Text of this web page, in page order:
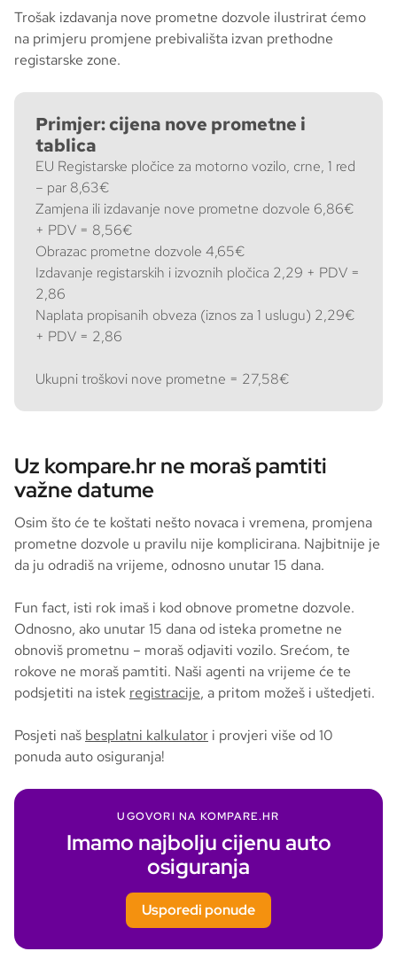
Trošak izdavanja nove prometne dozvole ilustrirat ćemo
na primjeru promjene prebivališta izvan prethodne
registarske zone.
Primjer: cijena nove prometne i
tablica
EU Registarske pločice za motorno vozilo, crne, 1 red
– par 8,63€
Zamjena ili izdavanje nove prometne dozvole 6,86€
+ PDV = 8,56€
Obrazac prometne dozvole 4,65€
Izdavanje registarskih i izvoznih pločica 2,29 + PDV =
2,86
Naplata propisanih obveza (iznos za 1 uslugu) 2,29€
+ PDV = 2,86
Ukupni troškovi nove prometne = 27,58€
Uz kompare.hr ne moraš pamtiti
važne datume
Osim što će te koštati nešto novaca i vremena, promjena
prometne dozvole u pravilu nije komplicirana. Najbitnije je
da ju odradiš na vrijeme, odnosno unutar 15 dana.
Fun fact, isti rok imaš i kod obnove prometne dozvole.
Odnosno, ako unutar 15 dana od isteka prometne ne
obnoviš prometnu – moraš odjaviti vozilo. Srećom, te
rokove ne moraš pamtiti. Naši agenti na vrijeme će te
podsjetiti na istek registracije, a pritom možeš i uštedjeti.
Posjeti naš besplatni kalkulator i provjeri više od 10
ponuda auto osiguranja!
UGOVORI NA KOMPARE.HR
Imamo najbolju cijenu auto
osiguranja
Usporedi ponude